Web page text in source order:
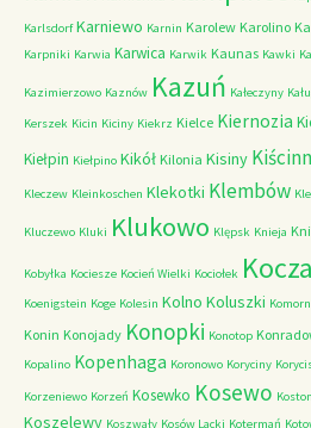
Karlsdorf Karniewo Karnin Karolew Karolino
Karpniki Karwia Karwica Karwik Kaunas Kawki
Kazimierzowo Kaznów Kazuń Kałeczyny
Kerszek Kicin Kiciny Kiekrz Kielce Kiernozia
Kiełpin Kiełpino Kikół Kilonia Kisiny
Kleczew Kleinkoschen Klekotki Klembów
Kluczewo Kluki Klukowo Klępsk Knieja
Kobyłka Kociesze Kocień Wielki Kociołek
Koenigstein Koge Kolesin Kolno Koluszki
Konin Konojady Konopki Konotop
Kopalino Kopenhaga Koronowo Koryciny
Korzeniewo Korzeń Kosewko Kosewo
Koszelewy Koszwały Kosów Lacki Kotermań